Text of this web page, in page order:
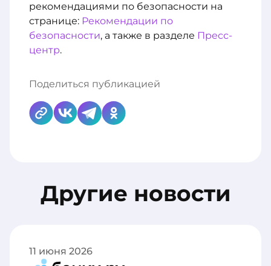
рекомендациями по безопасности на
странице: Рекомендации по
безопасности, а также в разделе Пресс-
центр.
Поделиться публикацией
Другие новости
11 июня 2026